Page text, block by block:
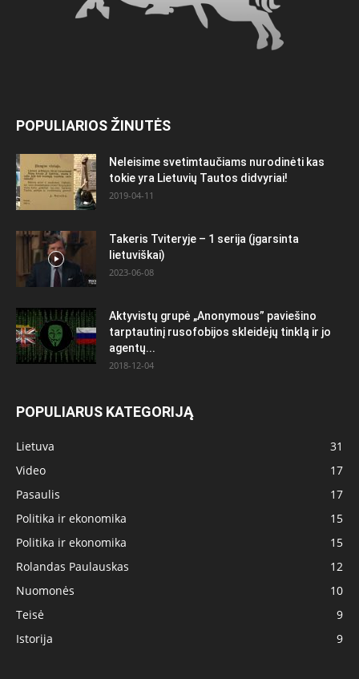
POPULIARIOS ŽINUTĖS
Neleisime svetimtaučiams nurodinėti kas
tokie yra Lietuvių Tautos didvyriai!
2019-04-11
Takeris Tviteryje – 1 serija (įgarsinta
lietuviškai)
2023-06-08
Aktyvistų grupė „Anonymous” paviešino
tarptautinį rusofobijos skleidėjų tinklą ir jo
agentų...
2018-12-04
POPULIARUS KATEGORIJĄ
Lietuva
31
Video
17
Pasaulis
17
Politika ir ekonomika
15
Politika ir ekonomika
15
Rolandas Paulauskas
12
Nuomonės
10
Teisė
9
Istorija
9